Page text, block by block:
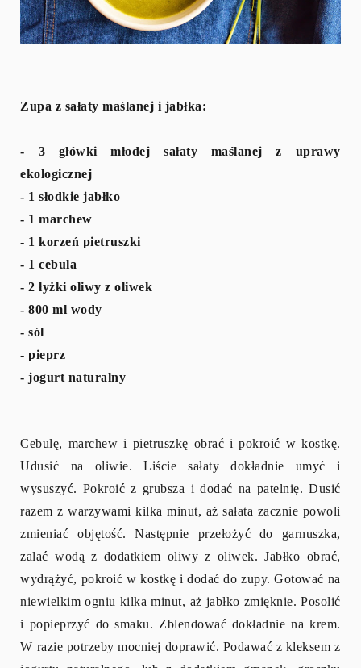
Zupa z sałaty maślanej i jabłka:
- 3 główki młodej sałaty maślanej z uprawy
ekologicznej
- 1 słodkie jabłko
- 1 marchew
- 1 korzeń pietruszki
- 1 cebula
- 2 łyżki oliwy z oliwek
- 800 ml wody
- sól
- pieprz
- jogurt naturalny
Cebulę, marchew i pietruszkę obrać i pokroić w kostkę.
Udusić na oliwie. Liście sałaty dokładnie umyć i
wysuszyć. Pokroić z grubsza i dodać na patelnię. Dusić
razem z warzywami kilka minut, aż sałata zacznie powoli
zmieniać objętość. Następnie przełożyć do garnuszka,
zalać wodą z dodatkiem oliwy z oliwek. Jabłko obrać,
wydrążyć, pokroić w kostkę i dodać do zupy. Gotować na
niewielkim ogniu kilka minut, aż jabłko zmięknie. Posolić
i popieprzyć do smaku. Zblendować dokładnie na krem.
W razie potrzeby mocniej doprawić. Podawać z kleksem z